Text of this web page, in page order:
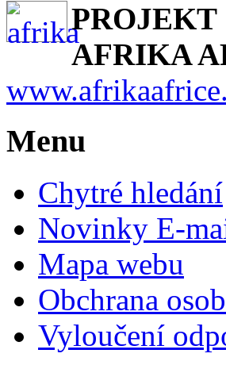
PROJEKT
AFRIKA
Menu
Chytré hledání
Novinky E-
Mapa webu
Obchrana
Vyloučení